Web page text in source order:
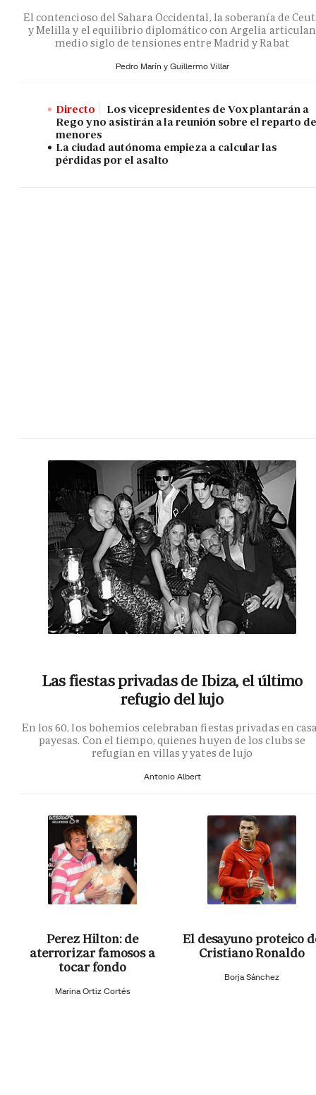
El contencioso del Sahara Occidental, la soberanía de
y Melilla y el equilibrio diplomático con Argelia articulan
medio siglo de tensiones entre Madrid y Rabat
Pedro Marín y Guillermo Villar
Directo
Los vicepresidentes de Vox plantarán a
Rego y no asistirán a la reunión sobre el reparto
menores
La ciudad autónoma empieza a calcular las
pérdidas por el asalto
Las fiestas privadas de Ibiza, el último
refugio del lujo
En los 60, los bohemios celebraban fiestas privadas en
payesas. Con el tiempo, quienes huyen de los clubs se
refugian en villas y yates de lujo
Antonio Albert
Perez Hilton: de
aterrorizar famosos a
tocar fondo
Marina Ortiz Cortés
El desayuno proteico
Cristiano Ronaldo
Borja Sánchez